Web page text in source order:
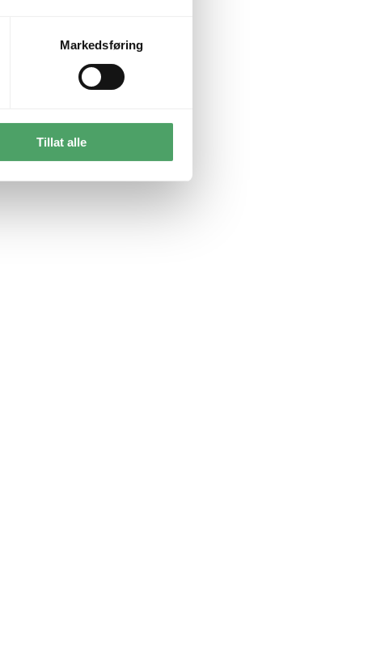
Markedsføring
Tillat alle